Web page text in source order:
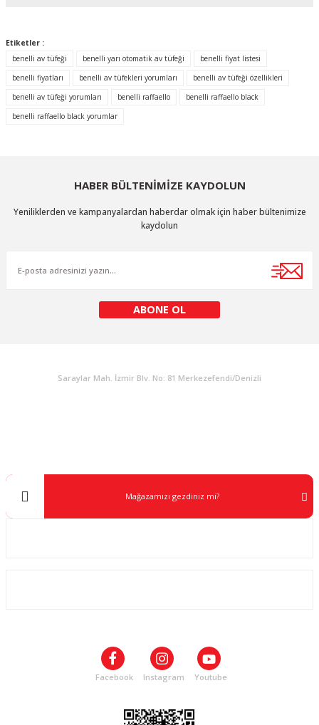
yetersiz gördüğünüz noktaları öneri formunu kullanarak tarafımıza
iletebilirsiniz.
Görüş ve önerileriniz için teşekkür ederiz.
Ürün resmi kalitesiz, bozuk veya görüntülenemiyor.
Ürün açıklamasında eksik bilgiler bulunuyor.
Bu ürüne benzer farklı alternatifler olmalı.
Etiketler :
benelli av tüfeği
benelli yarı otomatik av tüfeği
benelli fiyat listesi
benelli fiyatları
benelli av tüfekleri yorumları
benelli av tüfeği özellikleri
benelli av tüfeği yorumları
benelli raffaello
benelli raffaello black
benelli raffaello black yorumlar
HABER BÜLTENİMİZE KAYDOLUN
Yeniliklerden ve kampanyalardan haberdar olmak için haber bültenimize
kaydolun
ABONE OL
Saraylar Mah. İzmir Blv. No: 81 Merkezefendi/Denizli
Mağazamızı gezdiniz mi?
Facebook Instagram Youtube